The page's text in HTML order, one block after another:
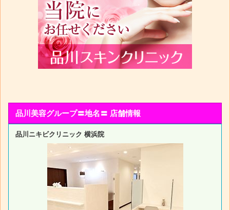
品川美容グループ〓地名〓 店舗情報
品川ニキビクリニック 横浜院